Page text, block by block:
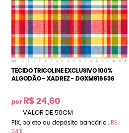
TECIDO TRICOLINE EXCLUSIVO 100%
ALGODÃO - XADREZ - DGXM916536
por R$ 24,60
VALOR DE 50CM
PIX, boleto ou depósito bancário : R$
24,11